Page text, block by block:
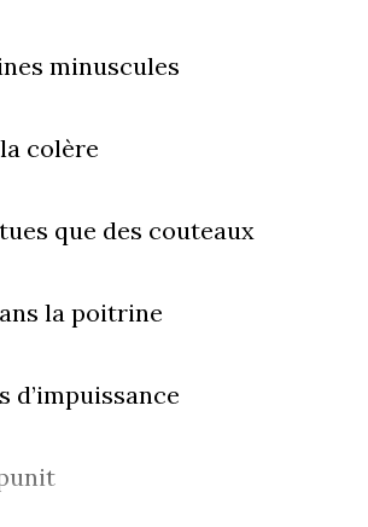
minuscules
colère
que des couteaux
la poitrine
d’impuissance